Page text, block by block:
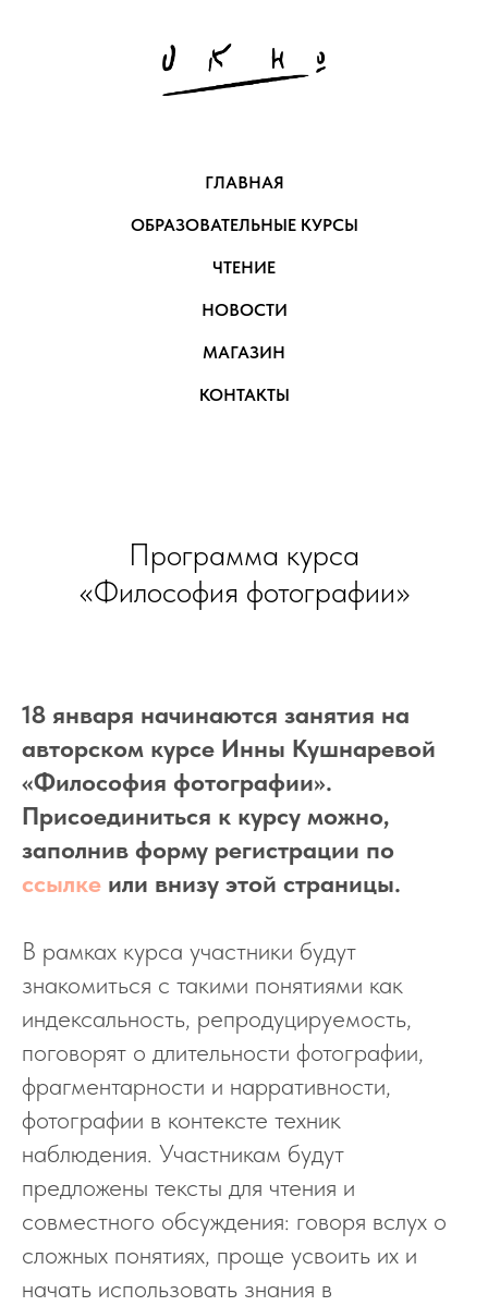
ГЛАВНАЯ
ОБРАЗОВАТЕЛЬНЫЕ КУРСЫ
ЧТЕНИЕ
НОВОСТИ
МАГАЗИН
КОНТАКТЫ
Программа курса
«Философия фотографии»
18 января начинаются занятия на
авторском курсе Инны Кушнаревой
«Философия фотографии».
Присоединиться к курсу можно,
заполнив форму регистрации по
ссылке или внизу этой страницы.
В рамках курса участники будут
знакомиться с такими понятиями как
индексальность, репродуцируемость,
поговорят о длительности фотографии,
фрагментарности и нарративности,
фотографии в контексте техник
наблюдения. Участникам будут
предложены тексты для чтения и
совместного обсуждения: говоря вслух о
сложных понятиях, проще усвоить их и
начать использовать знания в